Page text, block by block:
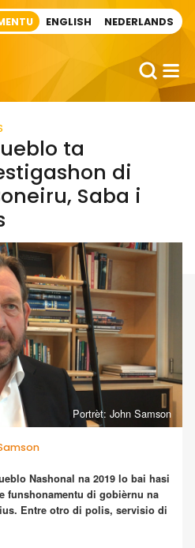
ENGLISH NEDERLANDS
ta
di
Saba i
Portrèt: John Samson
Nashonal na 2019 lo bai hasi
funshonamentu di gobièrnu na
Entre otro di polis, servisio di